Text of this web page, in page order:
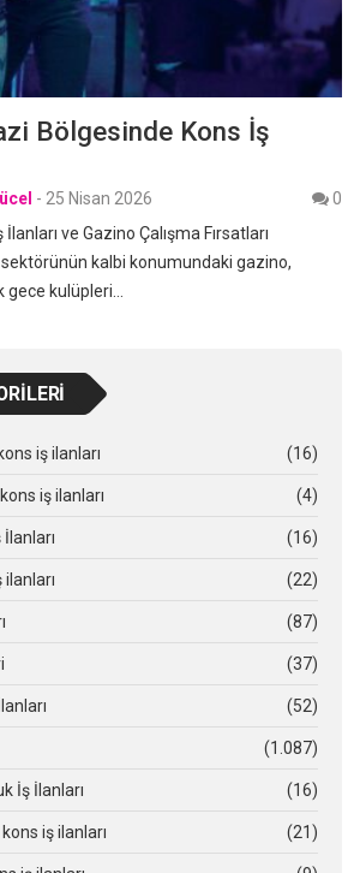
Bölgesinde Kons İş
- 25 Nisan 2026
0
ve Gazino Çalışma Fırsatları
kalbi konumundaki gazino,
kulüpleri…
iş ilanları (16)
iş ilanları (4)
İlanları (16)
(22)
(87)
(37)
(52)
(1.087)
İş İlanları (16)
iş ilanları (21)